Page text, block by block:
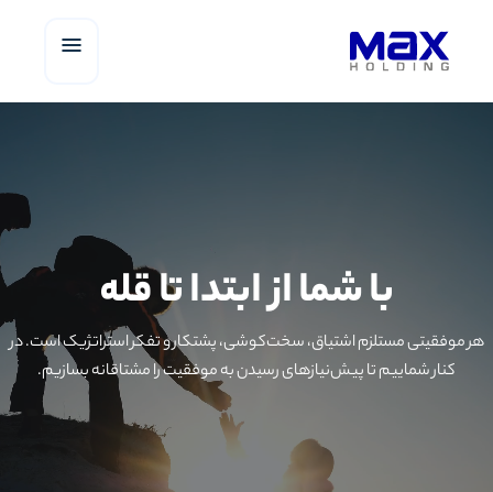
با شما از ابتدا تا قله
هر موفقیتی مستلزم اشتیاق، سخت‌کوشی، پشتکار و تفکر استراتژیک است. در
کنار شماییم تا پیش‌نیازهای رسیدن به موفقیت را مشتاقانه بسازیم.